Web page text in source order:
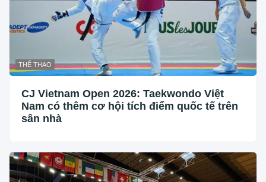
THỂ THAO
CJ Vietnam Open 2026: Taekwondo Việt
Nam có thêm cơ hội tích điểm quốc tế trên
sân nhà